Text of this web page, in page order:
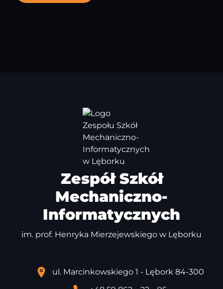
Zespół Szkół
Mechaniczno-
Informatycznych
im. prof. Henryka Mierzejewskiego w Lęborku
ul. Marcinkowskiego 1 - Lębork 84-300